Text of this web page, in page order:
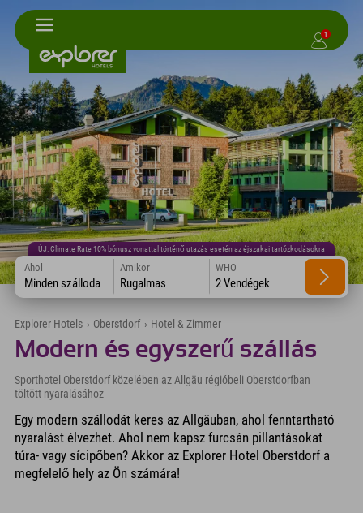
1
ÚJ: Climate Rate 10% bónusz vonattal történő utazás esetén az éjszakai tartózkodásokra
Ahol
Minden szálloda
Amikor
Rugalmas
WHO
2 Vendégek
Explorer Hotels › Oberstdorf › Hotel & Zimmer
Modern és egyszerű szállás
Sporthotel Oberstdorf közelében az Allgäu régióbeli Oberstdorfban
töltött nyaralásához
Egy modern szállodát keres az Allgäuban, ahol fenntartható
nyaralást élvezhet. Ahol nem kapsz furcsán pillantásokat
túra- vagy sícipőben? Akkor az Explorer Hotel Oberstdorf a
megfelelő hely az Ön számára!